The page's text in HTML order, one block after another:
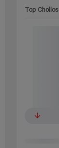
Top Chollos